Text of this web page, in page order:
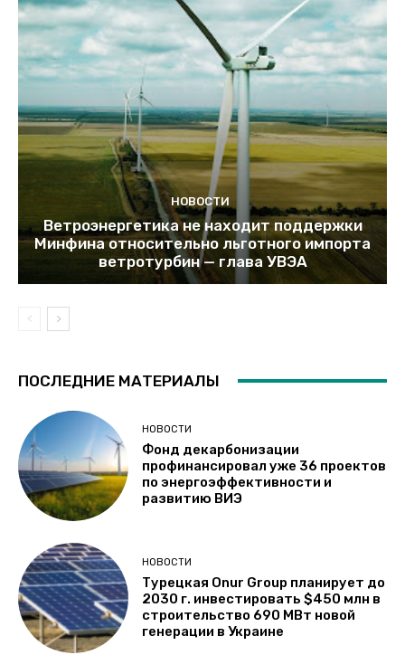
НОВОСТИ
Ветроэнергетика не находит поддержки
Минфина относительно льготного импорта
ветротурбин — глава УВЭА
ПОСЛЕДНИЕ МАТЕРИАЛЫ
НОВОСТИ
Фонд декарбонизации
профинансировал уже 36 проектов
по энергоэффективности и
развитию ВИЭ
НОВОСТИ
Турецкая Onur Group планирует до
2030 г. инвестировать $450 млн в
строительство 690 МВт новой
генерации в Украине